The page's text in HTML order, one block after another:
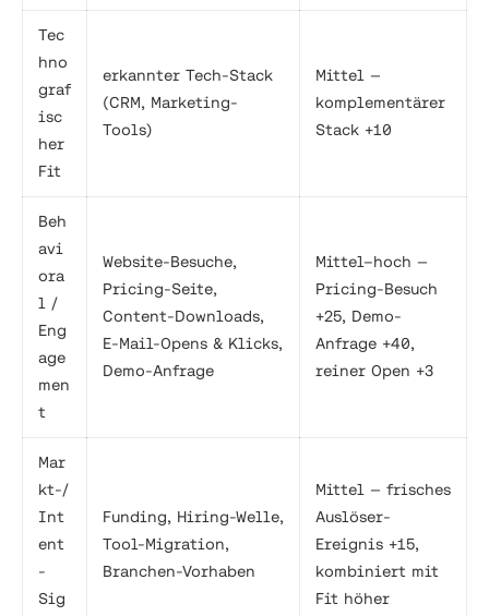
Tec
hno
graf
isc
her
Fit
erkannter Tech-Stack
(CRM, Marketing-
Tools)
Mittel —
komplementärer
Stack +10
Beh
avi
ora
l /
Eng
age
men
t
Website-Besuche,
Pricing-Seite,
Content-Downloads,
E-Mail-Opens & Klicks,
Demo-Anfrage
Mittel–hoch —
Pricing-Besuch
+25, Demo-
Anfrage +40,
reiner Open +3
Mar
kt-/
Int
ent
-
Sig
Funding, Hiring-Welle,
Tool-Migration,
Branchen-Vorhaben
Mittel — frisches
Auslöser-
Ereignis +15,
kombiniert mit
Fit höher